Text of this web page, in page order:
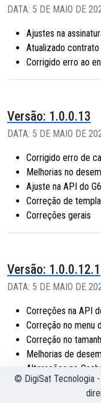
DATA: 5 DE MAIO DE
Ajustes na
Atualizado
Corrigido erro ao
Versão: 1.0.0.13
DATA: 5 DE MAIO DE
Corrigido erro de
Melhorias no
Ajuste na API do G6
Correção de
Correções gerais
Versão: 1.0.0.12.1
DATA: 5 DE MAIO DE
Correções na API
Correção no menu
Correção no
Melhorias de
Alterações no
Aviso de
Lista de melhorias
© DigiSat Tecnologia